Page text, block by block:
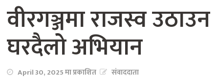
वीरगञ्जमा राजस्व उठाउन
घरदैलो अभियान
April 30, 2025 मा प्रकाशित संवाददाता